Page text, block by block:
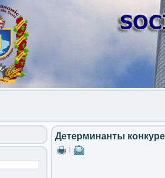
Детерминанты